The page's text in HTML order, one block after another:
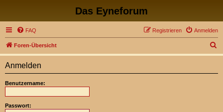
Das Eyneforum
FAQ Anmelden
Registrieren
Foren-Übersicht
u
Anmelden
Benutzername:
Passwort: